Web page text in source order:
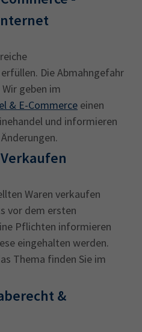
Die Abmahngefahr
geben im
& E-Commerce einen
und informieren
Waren verkaufen
vor dem ersten
Pflichten informieren
eingehalten werden.
Thema finden Sie im
&